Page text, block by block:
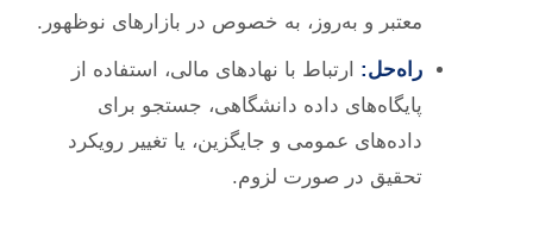
معتبر و به‌روز، به خصوص در بازارهای نوظهور.
راه‌حل: ارتباط با نهادهای مالی، استفاده از
پایگاه‌های داده دانشگاهی، جستجو برای
داده‌های عمومی و جایگزین، یا تغییر رویکرد
تحقیق در صورت لزوم.